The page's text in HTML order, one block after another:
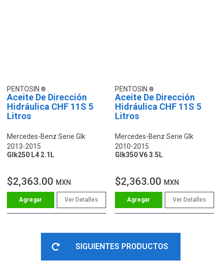
PENTOSIN
Aceite De Dirección
Hidráulica CHF 11S 5
Litros
Mercedes-Benz Serie Glk
2013-2015
Glk250 L4 2.1L
$2,363.00 MXN
Ver Detalles
PENTOSIN
Aceite De Dirección
Hidráulica CHF 11S 5
Litros
Mercedes-Benz Serie Glk
2010-2015
Glk350 V6 3.5L
$2,363.00 MXN
Ver Detalles
SIGUIENTES PRODUCTOS